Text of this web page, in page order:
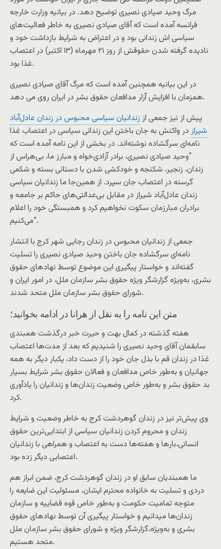
مرگ وحید صیادی نصیری توضیح دهد. در بیانیه وزارت خارجه
فرانسه آمده است که آقای صیادی نصیری به خاطر فعالیت‌های
سیاسی اش زندانی بود و در اعتراض به شرایط بازداشت خود و
نادیده گرفته شدن حقوقش از روز ۲۱ مهرماه (۱۳ اکتبر) در اعتصاب
غذا بود.
در این بیانیه همچنین آمده است که مرگ آقای صیادی نصیری
همزمان با افزایش آزار مدافعان حقوق بشر در ایران روی می دهد.
پیش از نیز جمعی از زندانیان سیاسی محبوس در زندان عادل‌آباد
شیراز در واکنش به جان باختن این زندانی سیاسی در اعتصاب غذا
نامه‌ای سرگشاده نوشته‌اند. در بخشی از این نامه آمده است که
“وحید صیادی نصیری، برادر آزادی‌خواه و مبارز ما، بی‌هراس از
زندان، زنجیر، شکنجه و خودکشی شدن با دستانی بسته و شکمی
گرسنه در اعتصاب جان سپرد. از همین‌جا ما زندانیان سیاسی
زندان عادل‌آباد شیراز در مقابل بی‌عدالتی‌های حاکم بر جامعه و
برادران مبارزمان سکوت نخواهیم کرد و همبستگی خود را اعلام
می‌کنیم”.
جمعی از زندانیان محبوس در زندان رجایی شهر کرج با انتشار
نامه‌ای سرگشاده جان باختن وحید صیادی نصیری را تسلیت
گفته‌اند و خواستار پیگیری این موضوع توسط نهادهای حقوق
بشری، به‌ویژه گزارشگر ویژه حقوق بشر سازمان ملل، در امور ایران و
شورای حقوق بشر سازمان ملل متحد شدند.
متن این نامه را به نقل از هرانا در ادامه بخوانید؛
هفته گذشته در کمال بهت و حیرت خبر درگذشت همبندی
سابقمان آقای وحید نصیری را شنیدیم که بعد از مدت‌ها اعتصاب
غذا در زندان قم با بذل جان خود را از دست داد، یکبار دیگر به همه
جهانیان و به‌طور خاص مدافعان و فعالان حقوق بشر شرایط بسیار
بد حقوق بشر و به‌طور خاص وضعیت زندان‌ها و زندانیان را یادآوری
کرد.
وی پیش‌تر نیز در زندان گوهردشت کرج به خاطر وضعیت و شرایط
زندان و محروم کردن زندانیان سیاسی از ابتدایی‌ترین حقوق
انسانی،بارها و هفته‌ها دست به اعتصاب و همراهی با زندانیان
اعتصابی دیگر زده بود.
ما همبندیان سابق او در زندان گوهردشت کرج، ضمن ابراز هم
دردی و تسلیت به خانواده محترم ایشان، مسئولیت این ضایعه را
متوجه تمامیت حکومت و به‌طور خاص قوه قضاییه و سازمان
زندان‌ها میدانیم و خواستار پیگیری آن توسط نهادهای حقوق
بشری و به‌ویژه،گزارشگر ویژه و شورای حقوق بشر سازمان ملل
متحد هستیم.